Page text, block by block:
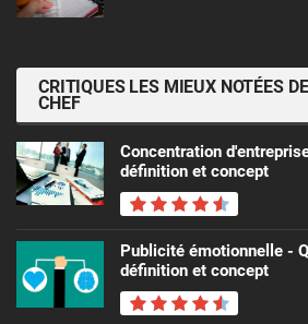
CRITIQUES LES MIEUX NOTÉES
CHEF
Concentration
définition et concept
Publicité émotionnelle -
définition et concept